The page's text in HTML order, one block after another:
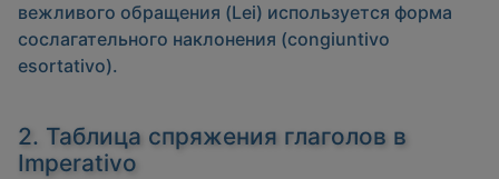
вежливого обращения (Lei) используется форма
сослагательного наклонения (congiuntivo
esortativo).
2. Таблица спряжения глаголов в
Imperativo